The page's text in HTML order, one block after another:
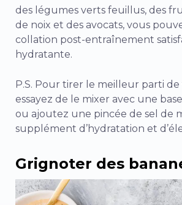
des légumes verts feuillus, des
de noix et des avocats, vous
collation post-entraînement
hydratante.
P.S. Pour tirer le meilleur parti
essayez de le mixer avec une
ou ajoutez une pincée de sel de
supplément d’hydratation et
Grignoter des